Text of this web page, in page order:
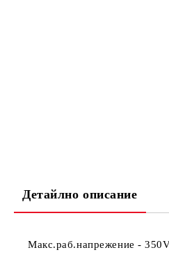
Детайлно описание
Макс.раб.напрежение -